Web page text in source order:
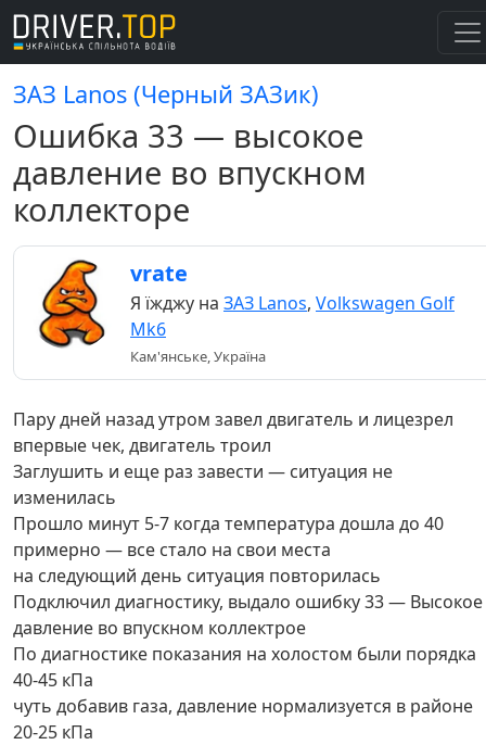
ЗАЗ Lanos (Черный ЗАЗик)
Ошибка 33 — высокое
давление во впускном
коллекторе
vrate
Я їжджу на ЗАЗ Lanos, Volkswagen Golf
Mk6
Кам'янське, Україна
Пару дней назад утром завел двигатель и лицезрел
впервые чек, двигатель троил
Заглушить и еще раз завести — ситуация не
изменилась
Прошло минут 5-7 когда температура дошла до 40
примерно — все стало на свои места
на следующий день ситуация повторилась
Подключил диагностику, выдало ошибку 33 — Высокое
давление во впускном коллектрое
По диагностике показания на холостом были порядка
40-45 кПа
чуть добавив газа, давление нормализуется в районе
20-25 кПа